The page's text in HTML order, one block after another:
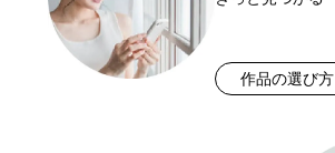
作品の選び方